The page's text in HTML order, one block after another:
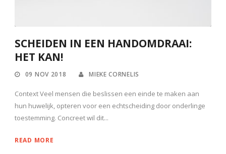
SCHEIDEN IN EEN HANDOMDRAAI:
HET KAN!
09 NOV 2018 MIEKE CORNELIS
Context Veel mensen die beslissen een einde te maken aan
hun huwelijk, opteren voor een echtscheiding door onderlinge
toestemming. Concreet wil dit...
READ MORE